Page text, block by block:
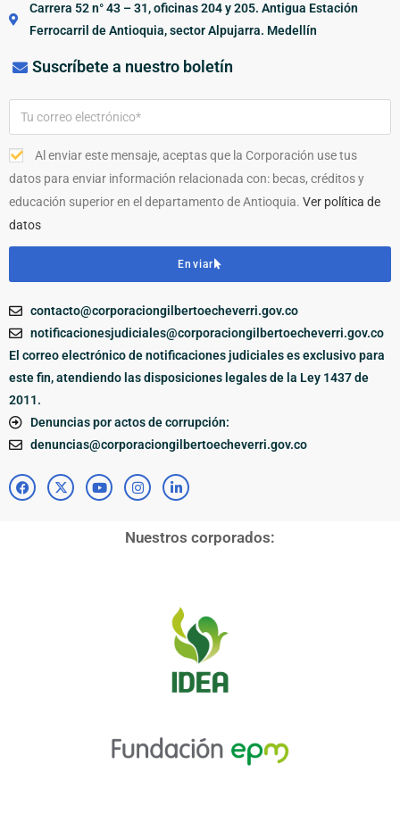
Carrera 52 n° 43 – 31, oficinas 204 y 205. Antigua Estación
Ferrocarril de Antioquia, sector Alpujarra. Medellín
Suscríbete a nuestro boletín
Al enviar este mensaje, aceptas que la Corporación use tus
datos para enviar información relacionada con: becas, créditos y
educación superior en el departamento de Antioquia. Ver política de
datos
Enviar
contacto@corporaciongilbertoecheverri.gov.co
notificacionesjudiciales@corporaciongilbertoecheverri.gov.co
El correo electrónico de notificaciones judiciales es exclusivo para
este fin, atendiendo las disposiciones legales de la Ley 1437 de
2011.
Denuncias por actos de corrupción:
denuncias@corporaciongilbertoecheverri.gov.co
Nuestros corporados: